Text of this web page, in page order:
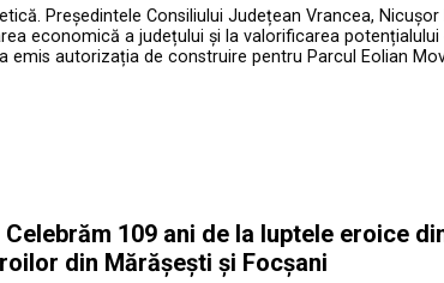
Președintele Consiliului Județean Vrancea,
economică a județului și la valorificarea potențialului
emis autorizația de construire pentru Parcul Eolian
109 ani de la luptele eroice
din Mărășești și Focșani